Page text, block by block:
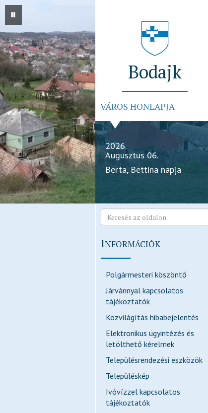
Bodajk
VÁROS HONLAPJA
2026.
Augusztus 06.
Berta, Bettina napja
INFORMÁCIÓK
Polgármesteri köszöntő
Járvánnyal kapcsolatos
tájékoztatók
Közvilágítás hibabejelentés
Elektronikus ügyintézés és
letölthető kérelmek
Településrendezési eszközök
Településkép
Ivóvízzel kapcsolatos
tájékoztatók